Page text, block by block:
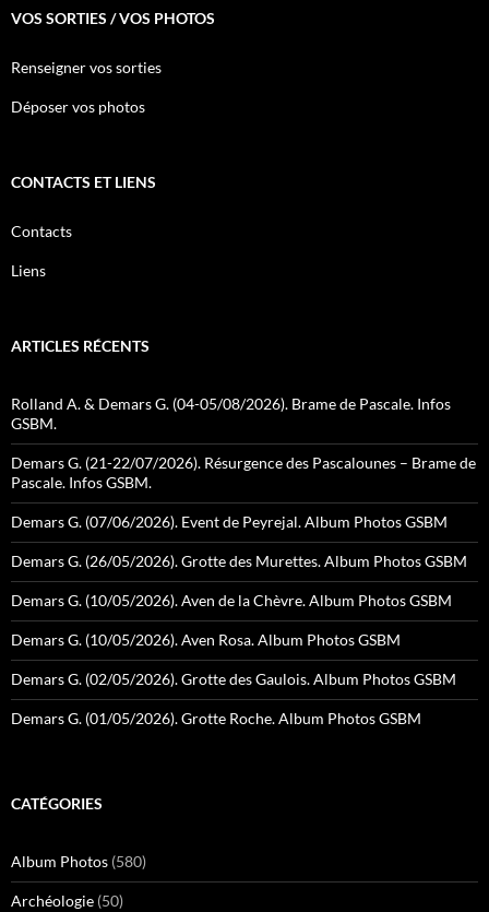
VOS SORTIES / VOS PHOTOS
Renseigner vos sorties
Déposer vos photos
CONTACTS ET LIENS
Contacts
Liens
ARTICLES RÉCENTS
Rolland A. & Demars G. (04-05/08/2026). Brame de Pascale. Infos
GSBM.
Demars G. (21-22/07/2026). Résurgence des Pascalounes – Brame de
Pascale. Infos GSBM.
Demars G. (07/06/2026). Event de Peyrejal. Album Photos GSBM
Demars G. (26/05/2026). Grotte des Murettes. Album Photos GSBM
Demars G. (10/05/2026). Aven de la Chèvre. Album Photos GSBM
Demars G. (10/05/2026). Aven Rosa. Album Photos GSBM
Demars G. (02/05/2026). Grotte des Gaulois. Album Photos GSBM
Demars G. (01/05/2026). Grotte Roche. Album Photos GSBM
CATÉGORIES
Album Photos (580)
Archéologie (50)